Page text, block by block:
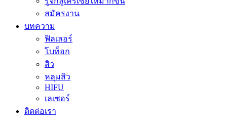
สมัครงาน
บทความ
ฟิลเลอร์
โบท็อก
สิว
หลุมสิว
HIFU
เลเซอร์
ติดต่อเรา